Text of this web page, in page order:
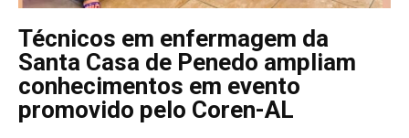
Técnicos em enfermagem da
Santa Casa de Penedo ampliam
conhecimentos em evento
promovido pelo Coren-AL